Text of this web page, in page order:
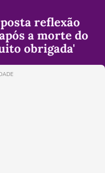
reflexão
a morte do
obrigada'